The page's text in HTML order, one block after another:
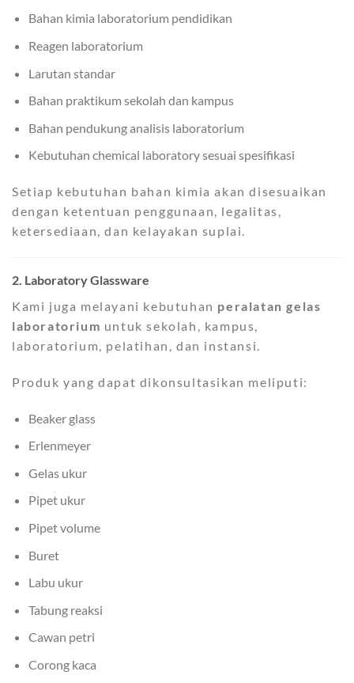
Bahan kimia laboratorium pendidikan
Reagen laboratorium
Larutan standar
Bahan praktikum sekolah dan kampus
Bahan pendukung analisis laboratorium
Kebutuhan chemical laboratory sesuai spesifikasi
Setiap kebutuhan bahan kimia akan disesuaikan
dengan ketentuan penggunaan, legalitas,
ketersediaan, dan kelayakan suplai.
2. Laboratory Glassware
Kami juga melayani kebutuhan peralatan gelas
laboratorium untuk sekolah, kampus,
laboratorium, pelatihan, dan instansi.
Produk yang dapat dikonsultasikan meliputi:
Beaker glass
Erlenmeyer
Gelas ukur
Pipet ukur
Pipet volume
Buret
Labu ukur
Tabung reaksi
Cawan petri
Corong kaca